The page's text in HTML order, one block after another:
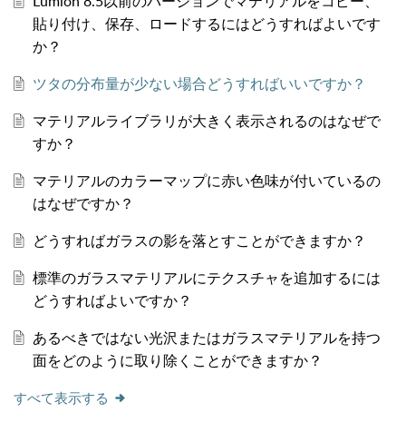
貼り付け、保存、ロードするにはどうすればよいです
か？
ツタの分布量が少ない場合どうすればいいですか？
マテリアルライブラリが大きく表示されるのはなぜで
すか？
マテリアルのカラーマップに赤い色味が付いているの
はなぜですか？
どうすればガラスの影を落とすことができますか？
標準のガラスマテリアルにテクスチャを追加するには
どうすればよいですか？
あるべきではない光沢またはガラスマテリアルを持つ
面をどのように取り除くことができますか？
すべて表示する